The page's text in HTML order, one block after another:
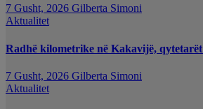
7 Gusht, 2026 Gilberta Simoni
Aktualitet
Radhë kilometrike në Kakavijë,
7 Gusht, 2026 Gilberta Simoni
Aktualitet